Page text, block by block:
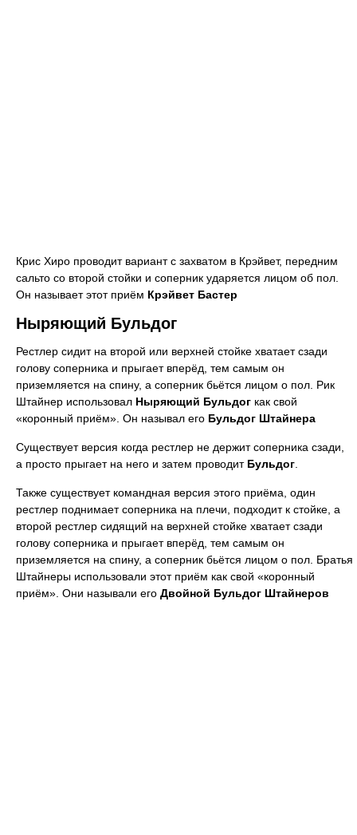
Крис Хиро проводит вариант с захватом в Крэйвет, передним
сальто со второй стойки и соперник ударяется лицом об пол.
Он называет этот приём Крэйвет Бастер
Ныряющий Бульдог
Рестлер сидит на второй или верхней стойке хватает сзади
голову соперника и прыгает вперёд, тем самым он
приземляется на спину, а соперник бьётся лицом о пол. Рик
Штайнер использовал Ныряющий Бульдог как свой
«коронный приём». Он называл его Бульдог Штайнера
Существует версия когда рестлер не держит соперника сзади,
а просто прыгает на него и затем проводит Бульдог
Также существует командная версия этого приёма, один
рестлер поднимает соперника на плечи, подходит к стойке, а
второй рестлер сидящий на верхней стойке хватает сзади
голову соперника и прыгает вперёд, тем самым он
приземляется на спину, а соперник бьётся лицом о пол. Братья
Штайнеры использовали этот приём как свой «коронный
приём». Они называли его Двойной Бульдог Штайнеров